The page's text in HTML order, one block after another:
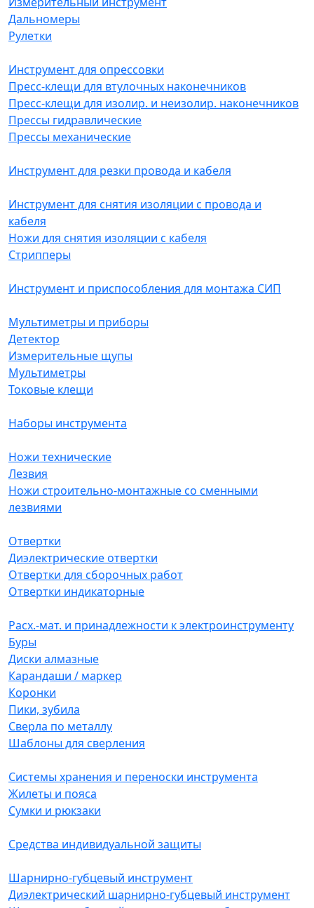
Дальномеры
Рулетки
Инструмент для опрессовки
Пресс-клещи для втулочных наконечников
Пресс-клещи для изолир. и неизолир. наконечников
Прессы гидравлические
Прессы механические
Инструмент для резки провода и кабеля
Инструмент для снятия изоляции с провода и
кабеля
Ножи для снятия изоляции с кабеля
Стрипперы
Инструмент и приспособления для монтажа СИП
Мультиметры и приборы
Детектор
Измерительные щупы
Мультиметры
Токовые клещи
Наборы инструмента
Ножи технические
Лезвия
Ножи строительно-монтажные со сменными
лезвиями
Отвертки
Диэлектрические отвертки
Отвертки для сборочных работ
Отвертки индикаторные
Расх.-мат. и принадлежности к электроинструменту
Буры
Диски алмазные
Карандаши / маркер
Коронки
Пики, зубила
Сверла по металлу
Шаблоны для сверления
Системы хранения и переноски инструмента
Жилеты и пояса
Сумки и рюкзаки
Средства индивидуальной защиты
Шарнирно-губцевый инструмент
Диэлектрический шарнирно-губцевый инструмент